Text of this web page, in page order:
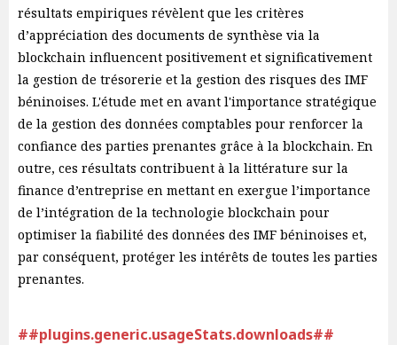
résultats empiriques révèlent que les critères
d’appréciation des documents de synthèse via la
blockchain influencent positivement et significativement
la gestion de trésorerie et la gestion des risques des IMF
béninoises. L'étude met en avant l'importance stratégique
de la gestion des données comptables pour renforcer la
confiance des parties prenantes grâce à la blockchain. En
outre, ces résultats contribuent à la littérature sur la
finance d’entreprise en mettant en exergue l’importance
de l’intégration de la technologie blockchain pour
optimiser la fiabilité des données des IMF béninoises et,
par conséquent, protéger les intérêts de toutes les parties
prenantes.
##plugins.generic.usageStats.downloads##